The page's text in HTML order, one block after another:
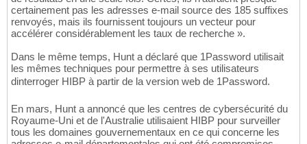
certainement pas les adresses e-mail source des 185 suffixes
renvoyés, mais ils fournissent toujours un vecteur pour
accélérer considérablement les taux de recherche ».
Dans le même temps, Hunt a déclaré que 1Password utilisait
les mêmes techniques pour permettre à ses utilisateurs
dinterroger HIBP à partir de la version web de 1Password.
En mars, Hunt a annoncé que les centres de cybersécurité du
Royaume-Uni et de l'Australie utilisaient HIBP pour surveiller
tous les domaines gouvernementaux en ce qui concerne les